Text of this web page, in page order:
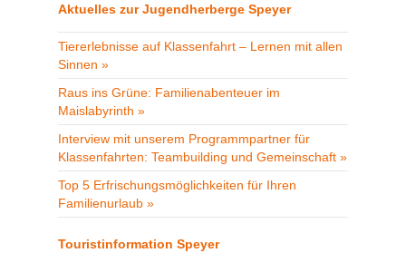
Aktuelles zur Jugendherberge Speyer
Tiererlebnisse auf Klassenfahrt – Lernen mit allen
Sinnen »
Raus ins Grüne: Familienabenteuer im
Maislabyrinth »
Interview mit unserem Programmpartner für
Klassenfahrten: Teambuilding und Gemeinschaft »
Top 5 Erfrischungsmöglichkeiten für Ihren
Familienurlaub »
Touristinformation Speyer